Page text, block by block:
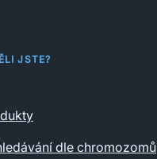
JSTE?
dle chromozomů